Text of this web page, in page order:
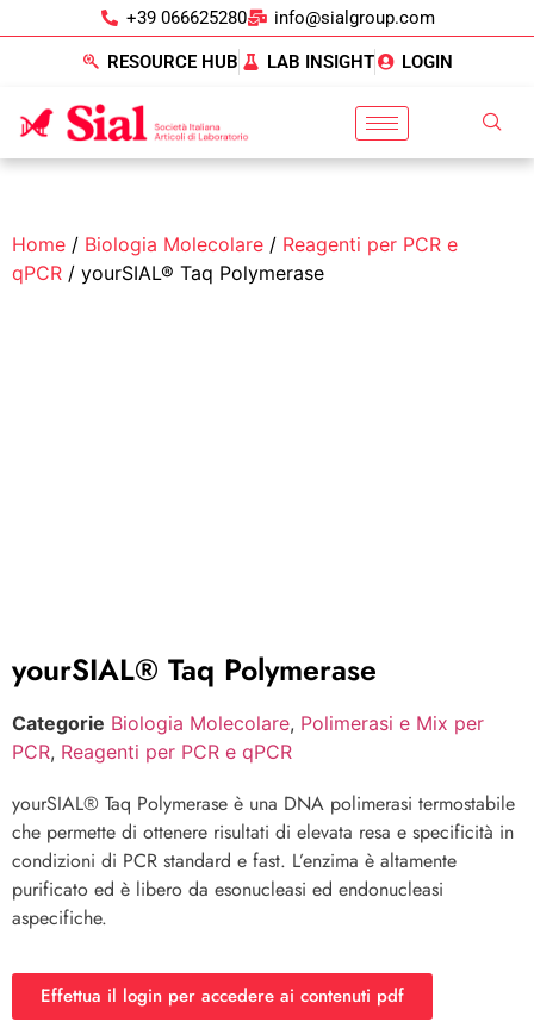
+39 066625280 info@sialgroup.com
RESOURCE HUB LAB INSIGHT LOGIN
Home / Biologia Molecolare / Reagenti per PCR e
qPCR / yourSIAL® Taq Polymerase
yourSIAL® Taq Polymerase
Categorie Biologia Molecolare, Polimerasi e Mix per
PCR, Reagenti per PCR e qPCR
yourSIAL® Taq Polymerase è una DNA polimerasi termostabile
che permette di ottenere risultati di elevata resa e specificità in
condizioni di PCR standard e fast. L’enzima è altamente
purificato ed è libero da esonucleasi ed endonucleasi
aspecifiche.
Effettua il login per accedere ai contenuti pdf